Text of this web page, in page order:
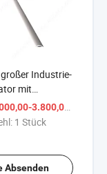
Industrie-
mit
3.800,00 $
1 Stück
Absenden